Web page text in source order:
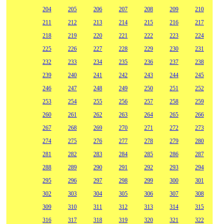
204
205 206 207 208 209
210
211
212 213 214 215 216
217
218
219 220 221 222 223
224
225
226 227 228 229 230
231
232
233 234 235 236 237
238
239
240 241 242 243 244
245
246
247 248 249 250 251
252
253
254 255 256 257 258
259
260
261 262 263 264 265
266
267
268 269 270 271 272
273
274
275 276 277 278 279
280
281
282 283 284 285 286
287
288
289 290 291 292 293
294
295
296 297 298 299 300
301
302
303 304 305 306 307
308
309
310 311 312 313 314
315
316
317 318 319 320 321
322